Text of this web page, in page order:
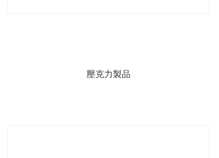
壓克力製品